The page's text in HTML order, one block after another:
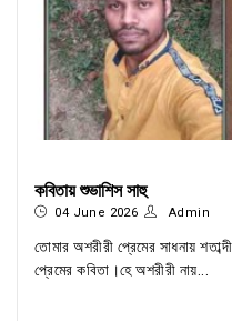
কবিতায় শুভাশিস সাহু
04 June 2026 Admin
তোমার অশরীরী প্রেমের সাধনায়
প্রেমের কবিতা।হে অশরীরী ‌নায়...